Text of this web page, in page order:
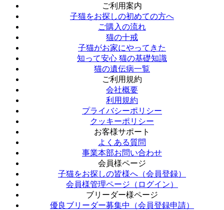
ご利用案内
子猫をお探しの初めての方へ
ご購入の流れ
猫の十戒
子猫がお家にやってきた
知って安心 猫の基礎知識
猫の遺伝病一覧
ご利用規約
会社概要
利用規約
プライバシーポリシー
クッキーポリシー
お客様サポート
よくある質問
事業本部お問い合わせ
会員様ページ
子猫をお探しの皆様へ（会員登録）
会員様管理ページ（ログイン）
ブリーダー様ページ
優良ブリーダー募集中（会員登録申請）